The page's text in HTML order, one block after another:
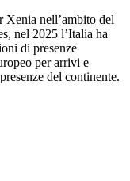
Xenia nell’ambito del
nel 2025 l’Italia ha
di presenze
per arrivi e
del continente.